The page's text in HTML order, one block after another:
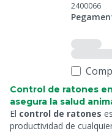
2400066
Control de ratones
asegura la salud
El control de ratones
productividad de